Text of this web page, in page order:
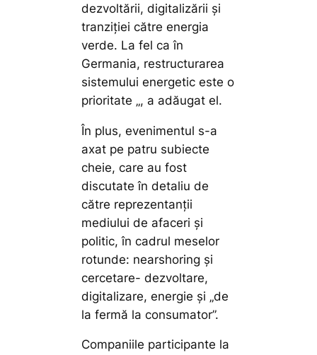
dezvoltării, digitalizării și
tranziției către energia
verde. La fel ca în
Germania, restructurarea
sistemului energetic este o
prioritate „, a adăugat el.
În plus, evenimentul s-a
axat pe patru subiecte
cheie, care au fost
discutate în detaliu de
către reprezentanții
mediului de afaceri și
politic, în cadrul meselor
rotunde: nearshoring și
cercetare- dezvoltare,
digitalizare, energie și „de
la fermă la consumator”.
Companiile participante la